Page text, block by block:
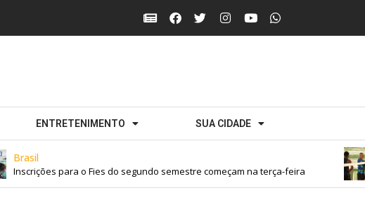
ENTRETENIMENTO SUA CIDADE
Brasil
Inscrições para o Fies do segundo semestre começam na terça-feira